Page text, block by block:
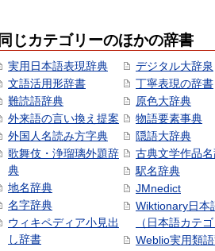
同じカテゴリーのほかの辞書
実用日本語表現辞典
文語活用形辞書
難読語辞典
外来語の言い換え提案
外国人名読み方字典
歌舞伎・浄瑠璃外題辞
典
地名辞典
名字辞典
ウィキペディア小見出
し辞書
デジタル大辞泉
丁寧表現の辞書
原色大辞典
物語要素事典
隠語大辞典
古典文学作品
駅名辞典
JMnedict
Wiktionary日本
（日本語カテ
Weblio実用類